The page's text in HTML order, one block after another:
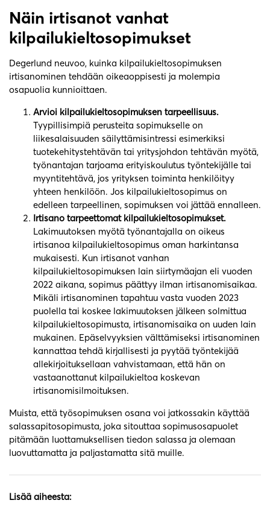
Näin irtisanot vanhat
kilpailukieltosopimukset
Degerlund neuvoo, kuinka kilpailukieltosopimuksen
irtisanominen tehdään oikeaoppisesti ja molempia
osapuolia kunnioittaen.
Arvioi kilpailukieltosopimuksen tarpeellisuus.
Tyypillisimpiä perusteita sopimukselle on
liikesalaisuuden säilyttämisintressi esimerkiksi
tuotekehitystehtävän tai yritysjohdon tehtävän myötä,
työnantajan tarjoama erityiskoulutus työntekijälle tai
myyntitehtävä, jos yrityksen toiminta henkilöityy
yhteen henkilöön. Jos kilpailukieltosopimus on
edelleen tarpeellinen, sopimuksen voi jättää ennalleen.
Irtisano tarpeettomat kilpailukieltosopimukset.
Lakimuutoksen myötä työnantajalla on oikeus
irtisanoa kilpailukieltosopimus oman harkintansa
mukaisesti. Kun irtisanot vanhan
kilpailukieltosopimuksen lain siirtymäajan eli vuoden
2022 aikana, sopimus päättyy ilman irtisanomisaikaa.
Mikäli irtisanominen tapahtuu vasta vuoden 2023
puolella tai koskee lakimuutoksen jälkeen solmittua
kilpailukieltosopimusta, irtisanomisaika on uuden lain
mukainen. Epäselvyyksien välttämiseksi irtisanominen
kannattaa tehdä kirjallisesti ja pyytää työntekijää
allekirjoituksellaan vahvistamaan, että hän on
vastaanottanut kilpailukieltoa koskevan
irtisanomisilmoituksen.
Muista, että työsopimuksen osana voi jatkossakin käyttää
salassapitosopimusta, joka sitouttaa sopimusosapuolet
pitämään luottamuksellisen tiedon salassa ja olemaan
luovuttamatta ja paljastamatta sitä muille.
Lisää aiheesta: